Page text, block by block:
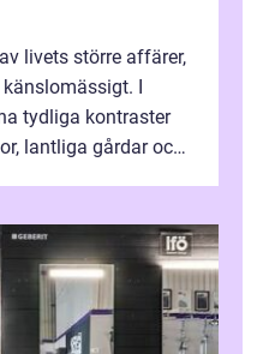
livets större affärer,
I
tydliga kontraster
lantliga gårdar och